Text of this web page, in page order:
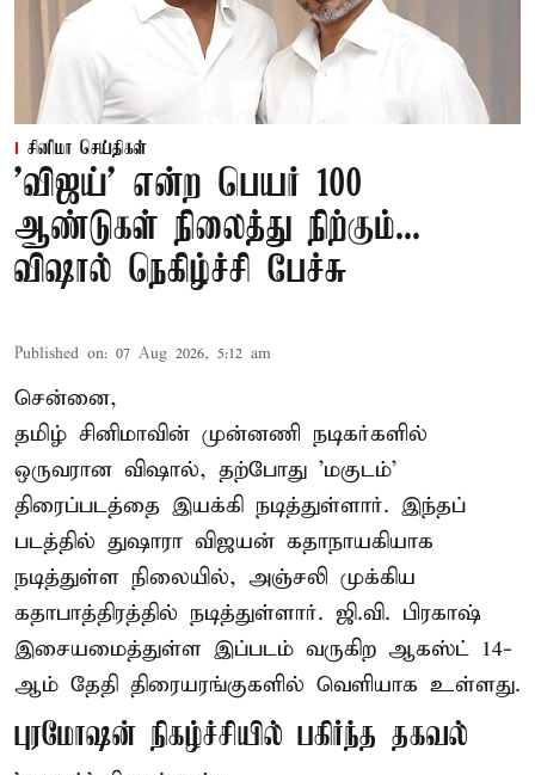
சினிமா செய்திகள்
'விஜய்' என்ற பெயர் 100
ஆண்டுகள் நிலைத்து நிற்கும்...
விஷால் நெகிழ்ச்சி பேச்சு
Published on: 07 Aug 2026, 5:12 am
சென்னை,
தமிழ் சினிமாவின் முன்னணி நடிகர்களில்
ஒருவரான விஷால், தற்போது 'மகுடம்'
திரைப்படத்தை இயக்கி நடித்துள்ளார். இந்தப்
படத்தில் துஷாரா விஜயன் கதாநாயகியாக
நடித்துள்ள நிலையில், அஞ்சலி முக்கிய
கதாபாத்திரத்தில் நடித்துள்ளார். ஜி.வி. பிரகாஷ்
இசையமைத்துள்ள இப்படம் வருகிற ஆகஸ்ட் 14-
ஆம் தேதி திரையரங்குகளில் வெளியாக உள்ளது.
புரமோஷன் நிகழ்ச்சியில் பகிர்ந்த தகவல்